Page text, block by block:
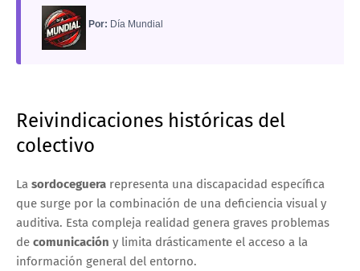
Por: Día Mundial
Reivindicaciones históricas del
colectivo
La sordoceguera representa una discapacidad específica
que surge por la combinación de una deficiencia visual y
auditiva. Esta compleja realidad genera graves problemas
de comunicación y limita drásticamente el acceso a la
información general del entorno.